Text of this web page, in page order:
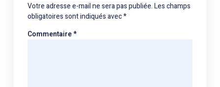
Votre adresse e-mail ne sera pas publiée.Les champs
obligatoires sont indiqués avec*
Commentaire*